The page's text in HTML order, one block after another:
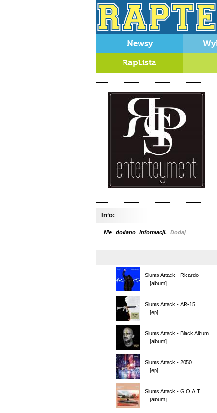
Newsy
RapLista
Info:
Nie dodano informacji. Dodaj.
Slums Attack - Ricardo
[album]
Slums Attack - AR-15
[ep]
Slums Attack - Black Album
[album]
Slums Attack - 2050
[ep]
Slums Attack - G.O.A.T.
[album]